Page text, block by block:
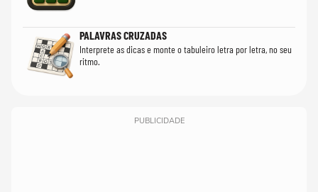
PALAVRAS CRUZADAS
Interprete as dicas e monte o tabuleiro letra por letra, no seu
ritmo.
PUBLICIDADE